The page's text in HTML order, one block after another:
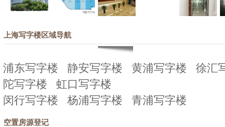
上海写字楼区域导航
浦东写字楼 静安写字楼 黄浦写字楼
徐汇
陀写字楼
虹口写字楼
闵行写字楼
杨浦写字楼 青浦写字楼
空置房源登记